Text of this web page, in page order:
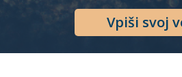
Vpiši svoj